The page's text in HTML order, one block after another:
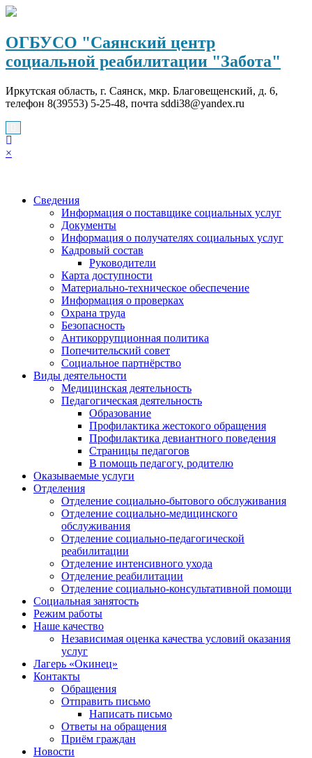
Перейти
содержимому
ОГБУСО "Саянский центр
социальной реабилитации "Забота"
Иркутская область, г. Саянск, мкр. Благовещенский, д. 6,
телефон 8(39553) 5-25-48, почта sddi38@yandex.ru
×
Сведения
Информация о поставщике социальных услуг
Документы
Информация о получателях социальных услуг
Кадровый состав
Руководители
Карта доступности
Материально-техническое обеспечение
Информация о проверках
Охрана труда
Безопасность
Антикоррупционная политика
Попечительский совет
Социальное партнёрство
Виды деятельности
Медицинская деятельность
Педагогическая деятельность
Образование
Профилактика жестокого обращения
Профилактика девиантного поведения
Страницы педагогов
В помощь педагогу, родителю
Оказываемые услуги
Отделения
Отделение социально-бытового обслуживания
Отделение социально-медицинского
обслуживания
Отделение социально-педагогической
реабилитации
Отделение интенсивного ухода
Отделение реабилитации
Отделение социально-консультативной помощи
Социальная занятость
Режим работы
Наше качество
Независимая оценка качества условий оказания
услуг
Лагерь «Окинец»
Контакты
Обращения
Отправить письмо
Написать письмо
Ответы на обращения
Приём граждан
Новости